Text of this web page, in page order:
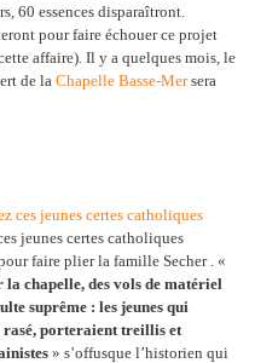
60 essences disparaîtront.
pour faire échouer ce projet
affaire). Il y a quelques mois, le
de la Chapelle Basse-Mersera
jeunes certes catholiques
faire plier la famille Secher . «
chapelle, des vols de matériel
suprême : les jeunes qui
porteraient treillis et
» s’offusque l’historien qui